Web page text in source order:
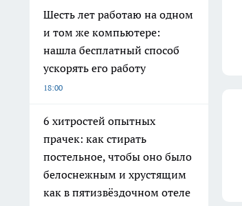
Шесть лет работаю на одном
и том же компьютере:
нашла бесплатный способ
ускорять его работу
18:00
6 хитростей опытных
прачек: как стирать
постельное, чтобы оно было
белоснежным и хрустящим
как в пятизвёздочном отеле